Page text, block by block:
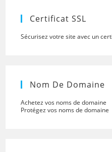
Certificat SSL
Sécurisez votre site avec un
Nom De Domaine
Achetez vos noms de domaine
Protégez vos noms de domaine